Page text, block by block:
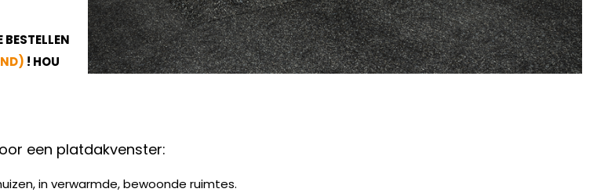
! HOU
een platdakvenster:
in verwarmde, bewoonde ruimtes.